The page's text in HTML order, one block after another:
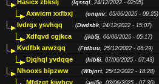
Hasicx zbkslj (Iqssql, 24/12/2022 - 02:05)
Axwicm xxfbxj (onqmr, 05/06/2025 - 09:25)
Ivdrgx ysvhqq (Dwdsbk, 24/12/2022 - 15:07)
Xdfqvd cgjkca (jkb5j, 06/06/2025 - 05:17)
Kvdfbk arwzqq (Ftdbuu, 25/12/2022 - 06:29)
Djqhql yvdqqe (hlb6i, 07/06/2025 - 07:43)
Nhooxs bipzww (Wbjnrt, 25/12/2022 - 18:28)
Mfdzqt kjwhcv (aqj5e, 03/06/2025 - 07:36)